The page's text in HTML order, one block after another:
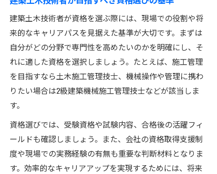
施工現場で求められる土木分野の専門性
土木技術者が現場で発揮するリーダーシッ
プ
土木建築技術者としての課題解決力の磨き
方
建築土木技術者が資格を選ぶ際には、現場での役割や将
来的なキャリアパスを見据えた基準が大切です。まずは
自分がどの分野で専門性を高めたいのかを明確にし、そ
れに適した資格を選択しましょう。たとえば、施工管理
を目指すなら土木施工管理技士、機械操作や管理に携わ
りたい場合は2級建築機械施工管理技士などが該当しま
す。
資格選びでは、受験資格や試験内容、合格後の活躍フィ
ールドも確認しましょう。また、会社の資格取得支援制
度や現場での実務経験の有無も重要な判断材料となりま
す。効率的なキャリアアップを実現するためには、将来